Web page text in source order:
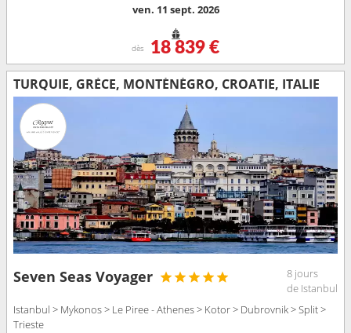
ven. 11 sept. 2026
dès 18 839 €
TURQUIE, GRÈCE, MONTÉNÉGRO, CROATIE, ITALIE
Seven Seas Voyager
8 jours
de Istanbul
Istanbul > Mykonos > Le Piree - Athenes > Kotor > Dubrovnik > Split >
Trieste